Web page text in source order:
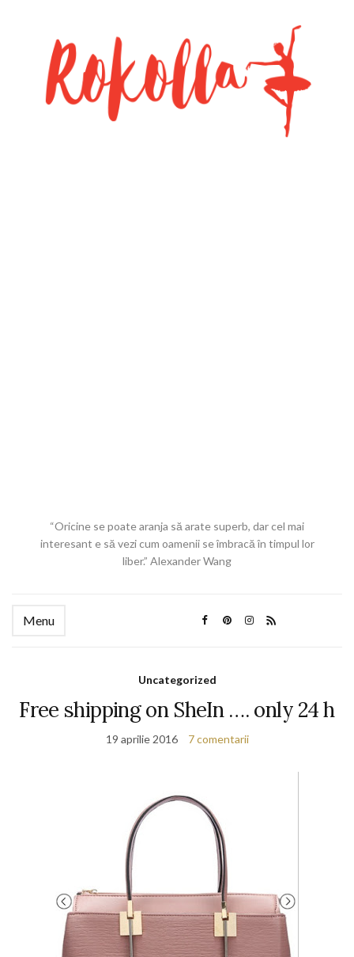
“Oricine se poate aranja să arate superb, dar cel mai
interesant e să vezi cum oamenii se îmbracă în timpul lor
liber.” Alexander Wang
Menu
Uncategorized
Free shipping on SheIn …. only 24 h
19 aprilie 2016 7 comentarii